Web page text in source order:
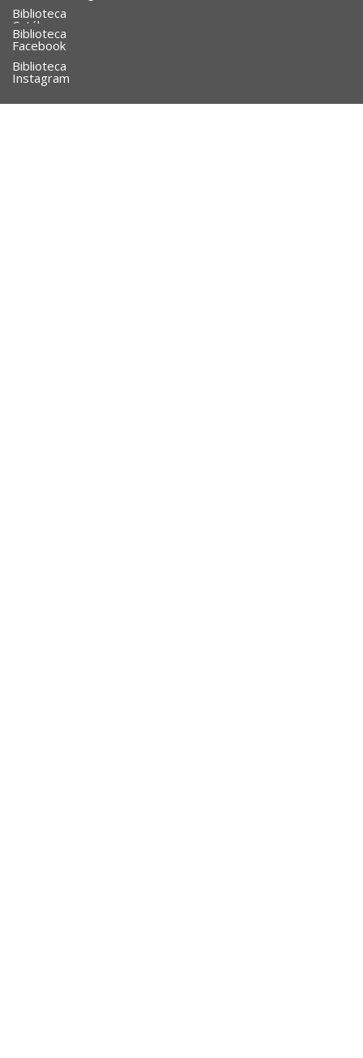
Biblioteca
Catálogo
Biblioteca
Facebook
Biblioteca
Instagram